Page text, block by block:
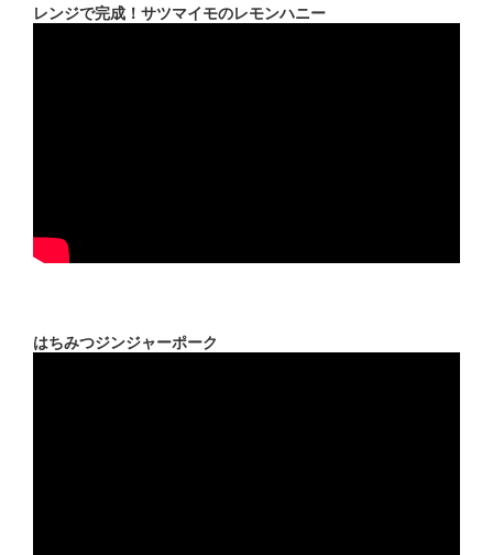
レンジで完成！サツマイモのレモンハニー
はちみつジンジャーポーク